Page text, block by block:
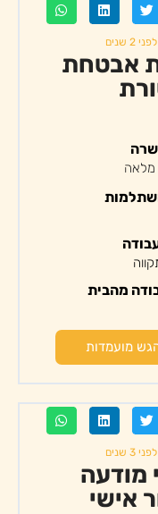
2 שנים
אבטחת
מהבית
מועמדות
3 שנים
מודעה
אישי